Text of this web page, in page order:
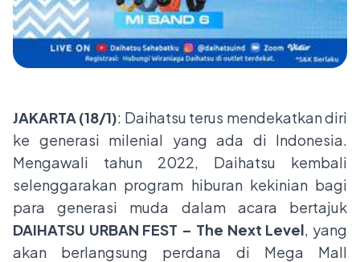
JAKARTA (18/1): Daihatsu terus mendekatkan diri
ke generasi milenial yang ada di Indonesia.
Mengawali tahun 2022, Daihatsu kembali
selenggarakan program hiburan kekinian bagi
para generasi muda dalam acara bertajuk
DAIHATSU URBAN FEST – The Next Level, yang
akan berlangsung perdana di Mega Mall